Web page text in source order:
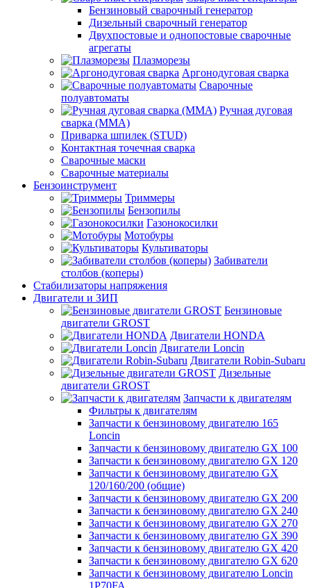
Бензиновый сварочный генератор
Дизельный сварочный генератор
Двухпостовые и однопостовые сварочные
агрегаты
Плазморезы
Аргонодуговая сварка
Сварочные
полуавтоматы
Ручная дуговая
сварка (ММА)
Приварка шпилек (STUD)
Контактная точечная сварка
Сварочные маски
Сварочные материалы
Бензоинструмент
Триммеры
Бензопилы
Газонокосилки
Мотобуры
Культиваторы
Забиватели
столбов (коперы)
Стабилизаторы напряжения
Двигатели и ЗИП
Бензиновые
двигатели GROST
Двигатели HONDA
Двигатели Loncin
Двигатели Robin-Subaru
Дизельные
двигатели GROST
Запчасти к двигателям
Фильтры к двигателям
Запчасти к бензиновому двигателю 165
Loncin
Запчасти к бензиновому двигателю GX 100
Запчасти к бензиновому двигателю GX 120
Запчасти к бензиновому двигателю GX
120/160/200 (общие)
Запчасти к бензиновому двигателю GX 200
Запчасти к бензиновому двигателю GX 240
Запчасти к бензиновому двигателю GX 270
Запчасти к бензиновому двигателю GX 390
Запчасти к бензиновому двигателю GX 420
Запчасти к бензиновому двигателю GX 620
Запчасти к бензиновому двигателю Loncin
1P70FA